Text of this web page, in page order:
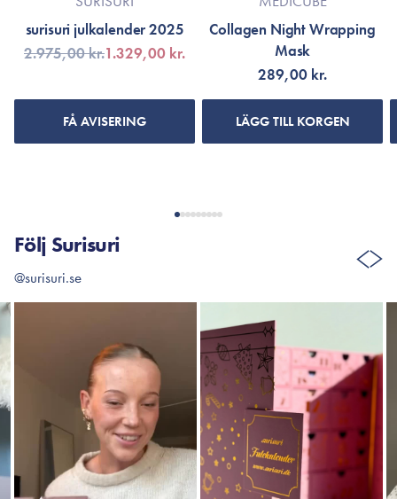
surisuri julkalender 2025
2.975,00 kr.1.329,00 kr.
FÅ AVISERING
Collagen Night Wrapping
Mask
289,00 kr.
LÄGG TILL KORGEN
Följ Surisuri
@surisuri.se